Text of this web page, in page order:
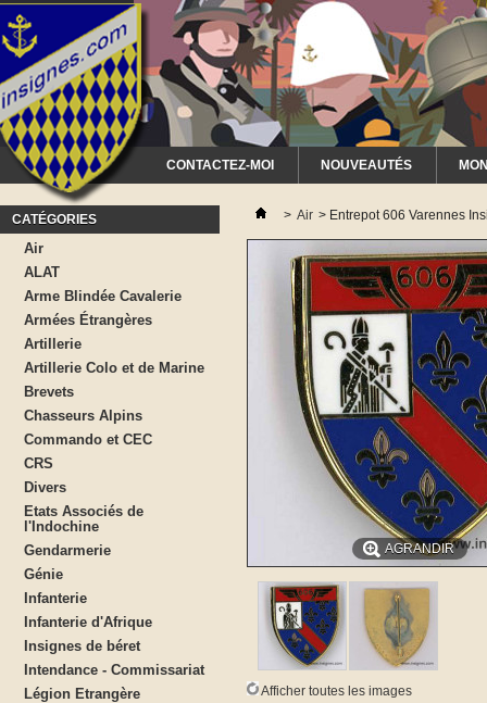
CONTACTEZ-MOI NOUVEAUTÉS
CATÉGORIES
Air
ALAT
Arme Blindée Cavalerie
Armées Étrangères
Artillerie
Artillerie Colo et de Marine
Brevets
Chasseurs Alpins
Commando et CEC
CRS
Divers
Etats Associés de
l'Indochine
Gendarmerie
Génie
Infanterie
Infanterie d'Afrique
Insignes de béret
Intendance - Commissariat
Légion Etrangère
> Air > Entrepot 606 Varennes
AGRANDIR
Afficher toutes les images